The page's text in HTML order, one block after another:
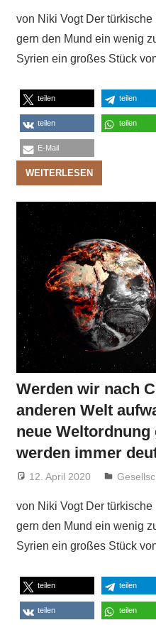
von Niki Vogt Der
gern den Mund ein wenig
Syrien ein großes Stück
teilen teilen
teilen teilen
E-Mail
WEITERLESEN
Werden wir nach
anderen Welt
neue Weltordnung
werden immer
12. April 2020 Niki Vogt
von Niki Vogt Der
gern den Mund ein wenig
Syrien ein großes Stück
teilen teilen
teilen teilen